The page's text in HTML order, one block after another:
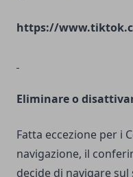
https://
Eliminare o
Fatta eccezione per i
navigazione, il
decide di navigare